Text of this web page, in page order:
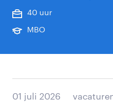
40 uur
MBO
01 juli 2026